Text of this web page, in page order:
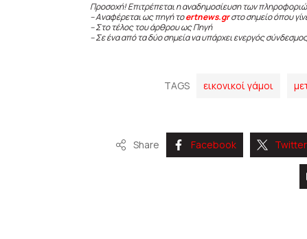
Προσοχή! Επιτρέπεται η αναδημοσίευση των
– Αναφέρεται ως πηγή τοertnews.gr στο σημείο όπου
– Στο τέλος του άρθρου ως Πηγή
– Σε ένα από τα δύο σημεία να υπάρχει ενεργός σύνδεσμος
TAGS εικονικοί γάμοι
Share Facebook Twitter